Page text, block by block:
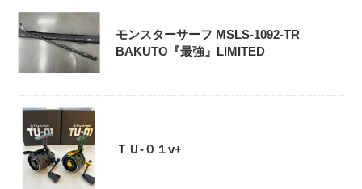
モンスターサーフ MSLS-1092-TR
BAKUTO『最強』LIMITED
ＴＵ-０１v+